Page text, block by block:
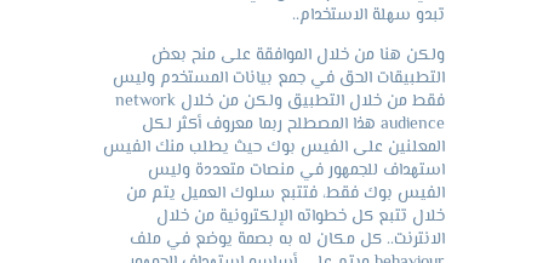
تبدو سهلة الاستخدام..
ولكن هنا من خلال الموافقة على منح بعض
التطبيقات الحق في جمع بيانات المستخدم وليس
فقط من خلال التطبيق ولكن من خلال network
audience هذا المصطلح ربما معروف أكثر لكل
المعلنين على الفيس بوك حيث يطلب منك الفيس
استهداف للجمهور في منصات متعددة وليس
الفيس بوك فقط، فتتبع سلوك العميل يتم من
خلال تتبع كل خطواته الإلكترونية من خلال
الانترنت.. كل مكان له به بصمة يوضع في ملف